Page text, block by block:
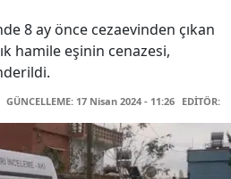
8 ay önce cezaevinden çıkan
hamile eşinin cenazesi,
GÜNCELLEME: 17 Nisan 2024 - 11:26 EDİTÖR: